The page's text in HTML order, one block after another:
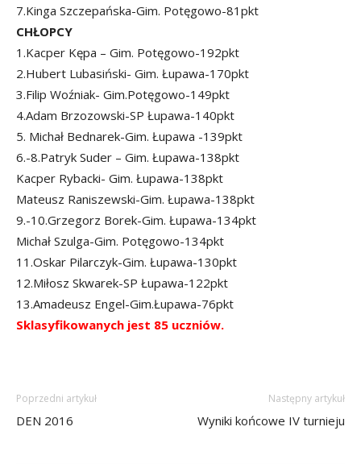
7.Kinga Szczepańska-Gim. Potęgowo-81pkt
CHŁOPCY
1.Kacper Kępa – Gim. Potęgowo-192pkt
2.Hubert Lubasiński- Gim. Łupawa-170pkt
3.Filip Woźniak- Gim.Potęgowo-149pkt
4.Adam Brzozowski-SP Łupawa-140pkt
5. Michał Bednarek-Gim. Łupawa -139pkt
6.-8.Patryk Suder – Gim. Łupawa-138pkt
Kacper Rybacki- Gim. Łupawa-138pkt
Mateusz Raniszewski-Gim. Łupawa-138pkt
9.-10.Grzegorz Borek-Gim. Łupawa-134pkt
Michał Szulga-Gim. Potęgowo-134pkt
11.Oskar Pilarczyk-Gim. Łupawa-130pkt
12.Miłosz Skwarek-SP Łupawa-122pkt
13.Amadeusz Engel-Gim.Łupawa-76pkt
Sklasyfikowanych jest 85 uczniów.
Poprzedni artykuł
DEN 2016
Następny artykuł
Wyniki końcowe IV turnieju